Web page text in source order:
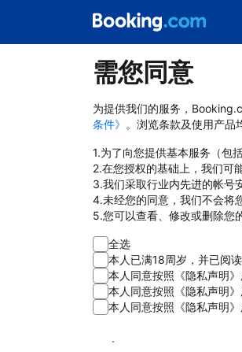
需您同意
为提供我们的服务，
条件》 。浏览条款及使用产品
1.为了向您提供基本服务（包
2.在您授权的基础上，我们可
3.我们采取行业内先进的帐号
4.未经您的同意，我们不会将
5.您可以查看、修改或删除您
全选
本人已满18周岁，并已阅
本人同意按照《隐私声明
本人同意按照《隐私声明
本人同意按照《隐私声明
同意